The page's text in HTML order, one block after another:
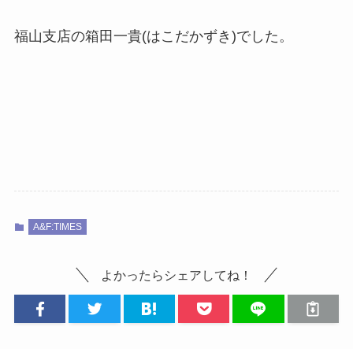
福山支店の箱田一貴(はこだかずき)でした。
A&F:TIMES
よかったらシェアしてね！